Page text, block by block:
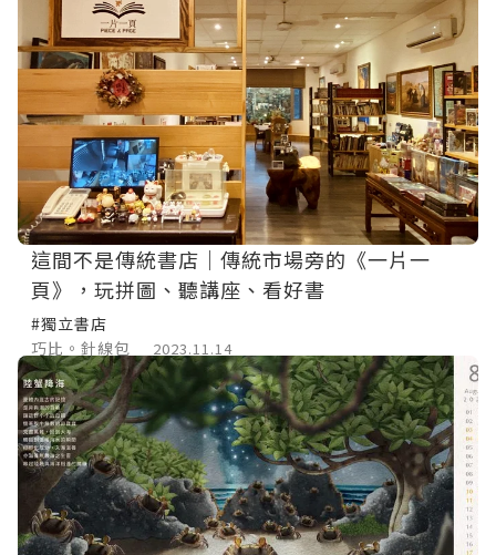
這間不是傳統書店｜傳統市場旁的《一片一
頁》，玩拼圖、聽講座、看好書
#獨立書店
巧比。針線包
2023.11.14